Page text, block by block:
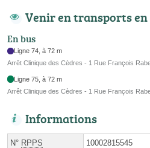
Venir en transports
En bus
Ligne 74, à 72 m
Arrêt Clinique des Cèdres - 1 Rue François
Ligne 75, à 72 m
Arrêt Clinique des Cèdres - 1 Rue François
Informations
N° RPPS 10002815545